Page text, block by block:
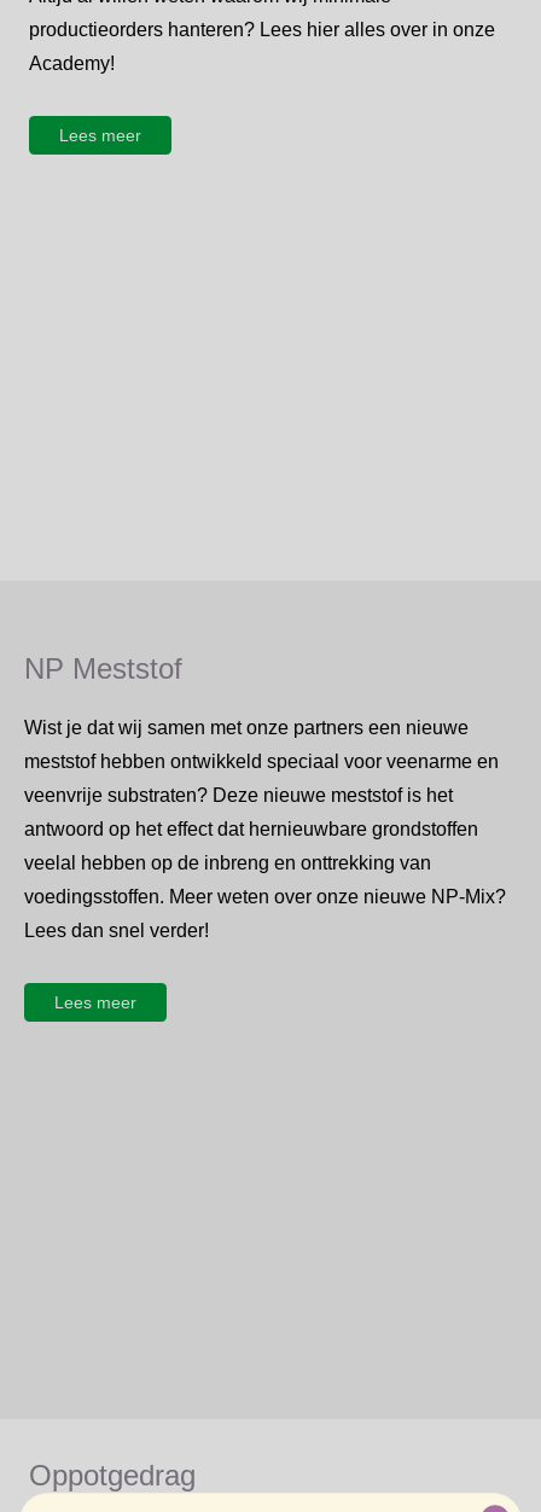
productieorders hanteren? Lees hier alles over in onze
Academy!
Lees meer
NP Meststof
Wist je dat wij samen met onze partners een nieuwe
meststof hebben ontwikkeld speciaal voor veenarme en
veenvrije substraten? Deze nieuwe meststof is het
antwoord op het effect dat hernieuwbare grondstoffen
veelal hebben op de inbreng en onttrekking van
voedingsstoffen. Meer weten over onze nieuwe NP-Mix?
Lees dan snel verder!
Lees meer
Oppotgedrag